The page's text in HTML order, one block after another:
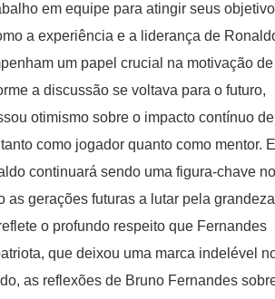
em equipe para atingir seus
a experiência e a liderança de
um papel crucial na motivação de
a discussão se voltava para o futuro,
otimismo sobre o impacto contínuo de
como jogador quanto como mentor.
continuará sendo uma figura-chave no
as gerações futuras a lutar pela
o profundo respeito que Fernandes
que deixou uma marca indelével
as reflexões de Bruno Fernandes